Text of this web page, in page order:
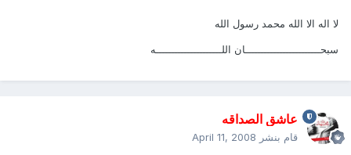
لا اله الا الله محمد رسول الله
سبحــــــــــــــــــــــــان اللـــــــــــــــــــــه
عاشق الصداقه
قام بنشر April 11, 2008